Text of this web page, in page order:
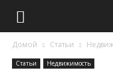
Домой Статьи
Статьи Недвижимость